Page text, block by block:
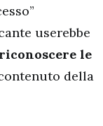
userebbe
le
della